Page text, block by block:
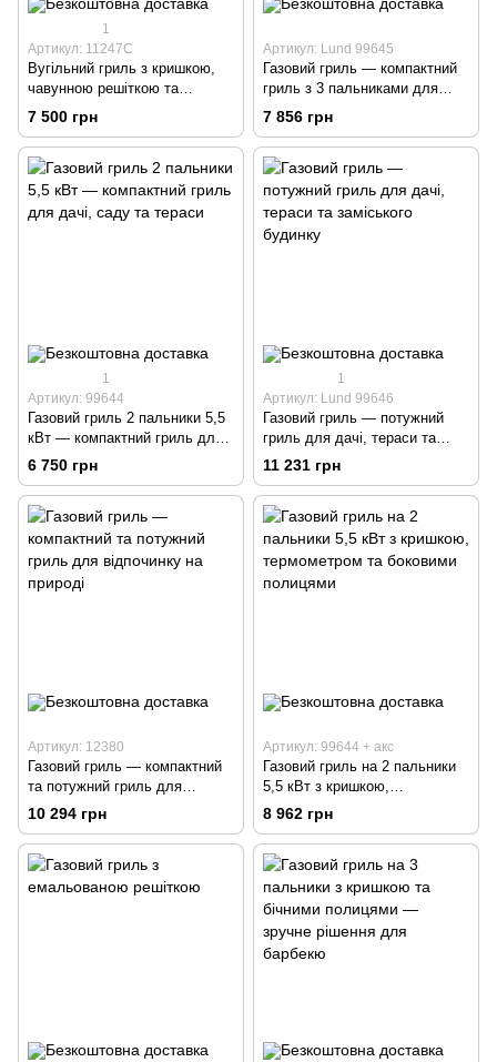
1
Артикул: 11247C
Вугільний гриль з кришкою,
чавунною решіткою та
термометром
7 500 грн
Артикул: Lund 99645
Газовий гриль — компактний
гриль з 3 пальниками для
дачі, тераси та саду
7 856 грн
1
Артикул: 99644
Газовий гриль 2 пальники 5,5
кВт — компактний гриль для
дачі, саду та тераси
6 750 грн
1
Артикул: Lund 99646
Газовий гриль — потужний
гриль для дачі, тераси та
заміського будинку
11 231 грн
Артикул: 12380
Газовий гриль — компактний
та потужний гриль для
відпочинку на природі
10 294 грн
Артикул: 99644 + акс
Газовий гриль на 2 пальники
5,5 кВт з кришкою,
термометром та боковими
полицями
8 962 грн